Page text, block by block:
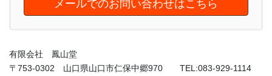
メールでのお問い合わせはこちら
有限会社 鳳山堂
〒753-0302 山口県山口市仁保中郷970 TEL:083-929-1114